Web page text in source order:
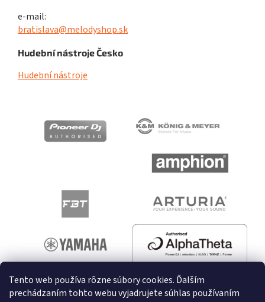
Tento web používa rôzne súbory cookies. Ďalším
prechádzaním tohto webu vyjadrujete súhlas používaním
e-mail:
bratislava@melodyshop.sk
Hudební nástroje Česko
Hudební nástroje